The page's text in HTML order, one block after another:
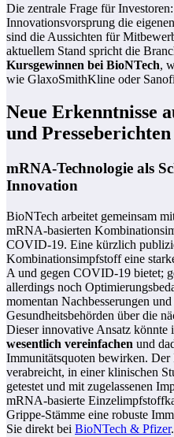
Die zentrale Frage für
Innovationsvorsprung die
sind die Aussichten für
aktuellem Stand spricht die
Kursgewinnen bei BioNTech,
wie GlaxoSmithKline oder
Neue Erkenntnisse
und Presseberichten
mRNA-Technologie als
Innovation
BioNTech arbeitet gemeinsam
mRNA-basierten
COVID-19. Eine kürzlich
Kombinationsimpfstoff eine
A und gegen COVID-19 bietet;
allerdings noch
momentan Nachbesserungen
Gesundheitsbehörden über die
Dieser innovative Ansatz könnte
wesentlich vereinfachen und
Immunitätsquoten bewirken.
verabreicht, in einer klinischen
getestet und mit zugelassenen
mRNA-basierte
Grippe-Stämme eine robuste
Sie direkt bei BioNTech & Pfizer.